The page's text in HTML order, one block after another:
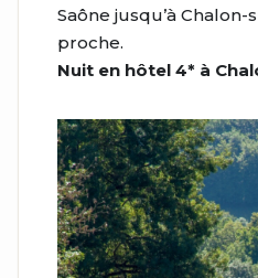
Saône jusqu’à
proche.
Nuit en hôtel 4* à